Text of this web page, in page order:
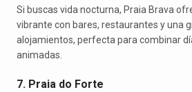
Si buscas vida nocturna, Praia Brava
vibrante con bares, restaurantes y una
alojamientos, perfecta para combinar
animadas.
7. Praia do Forte